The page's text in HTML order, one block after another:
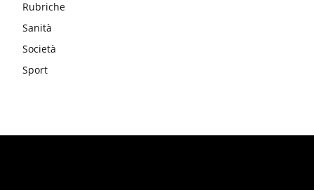
Rubriche
Sanità
Società
Sport